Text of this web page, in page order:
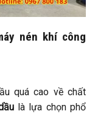
nén khí công
quá cao về chất
là lựa chọn phổ